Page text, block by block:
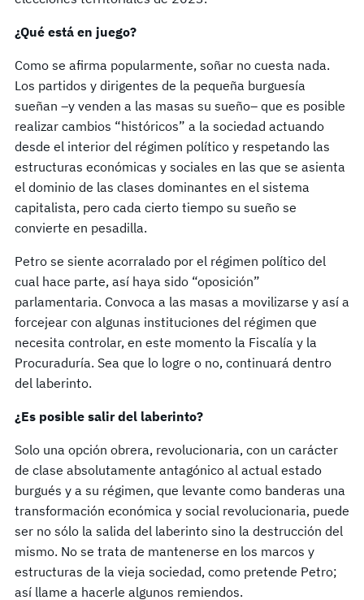
¿Qué está en juego?
Como se afirma popularmente, soñar no cuesta nada.
Los partidos y dirigentes de la pequeña burguesía
sueñan –y venden a las masas su sueño– que es posible
realizar cambios “históricos” a la sociedad actuando
desde el interior del régimen político y respetando las
estructuras económicas y sociales en las que se asienta
el dominio de las clases dominantes en el sistema
capitalista, pero cada cierto tiempo su sueño se
convierte en pesadilla.
Petro se siente acorralado por el régimen político del
cual hace parte, así haya sido “oposición”
parlamentaria. Convoca a las masas a movilizarse y así a
forcejear con algunas instituciones del régimen que
necesita controlar, en este momento la Fiscalía y la
Procuraduría. Sea que lo logre o no, continuará dentro
del laberinto.
¿Es posible salir del laberinto?
Solo una opción obrera, revolucionaria, con un carácter
de clase absolutamente antagónico al actual estado
burgués y a su régimen, que levante como banderas una
transformación económica y social revolucionaria, puede
ser no sólo la salida del laberinto sino la destrucción del
mismo. No se trata de mantenerse en los marcos y
estructuras de la vieja sociedad, como pretende Petro;
así llame a hacerle algunos remiendos.